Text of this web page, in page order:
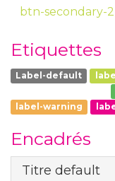
btn-secondary-2
Etiquettes
Label-default
label-warning
Encadrés
Titre default